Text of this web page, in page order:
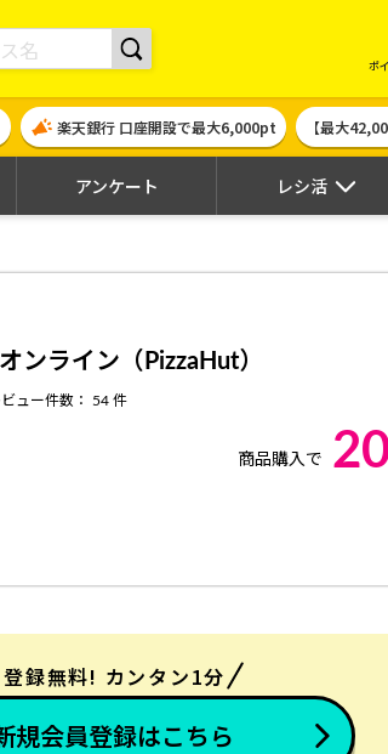
るポイントサイト | ハピタス
ポ
楽天銀行 口座開設で最大6,000pt 【最大
アンケート レシ活
ンライン（PizzaHut）
ビュー件数： 54 件
商品購入で
登録無料! カンタン1分
規会員登録はこちら